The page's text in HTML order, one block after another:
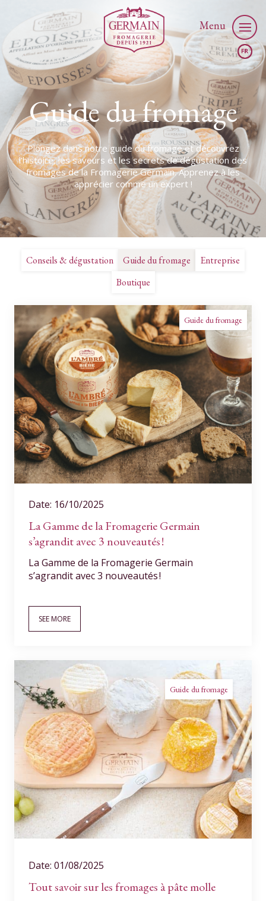
Menu
Guide du fromage
Plongez dans notre guide du fromage et découvrez
l’histoire, les saveurs et les secrets de dégustation des
fromages de la Fromagerie Germain. Apprenez à les
apprécier comme un expert !
Conseils & dégustation Guide du fromage
Entreprise
Boutique
Guide du fromage
Date: 16/10/2025
La Gamme de la Fromagerie Germain
s’agrandit avec 3 nouveautés !
La Gamme de la Fromagerie Germain
s’agrandit avec 3 nouveautés !
SEE MORE
Guide du fromage
Date: 01/08/2025
Tout savoir sur les fromages à pâte molle